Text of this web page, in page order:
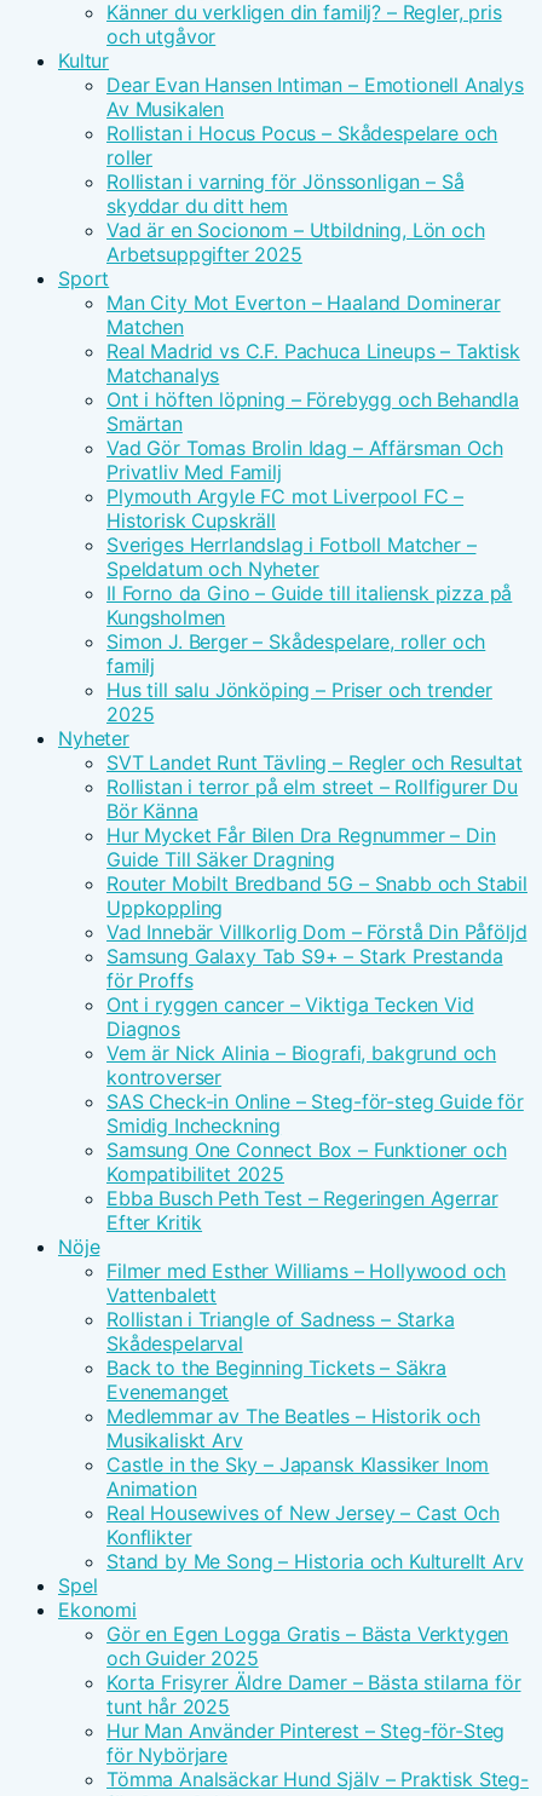
Känner du verkligen din familj? – Regler, pris
och utgåvor
Kultur
Dear Evan Hansen Intiman – Emotionell Analys
Av Musikalen
Rollistan i Hocus Pocus – Skådespelare och
roller
Rollistan i varning för Jönssonligan – Så
skyddar du ditt hem
Vad är en Socionom – Utbildning, Lön och
Arbetsuppgifter 2025
Sport
Man City Mot Everton – Haaland Dominerar
Matchen
Real Madrid vs C.F. Pachuca Lineups – Taktisk
Matchanalys
Ont i höften löpning – Förebygg och Behandla
Smärtan
Vad Gör Tomas Brolin Idag – Affärsman Och
Privatliv Med Familj
Plymouth Argyle FC mot Liverpool FC –
Historisk Cupskräll
Sveriges Herrlandslag i Fotboll Matcher –
Speldatum och Nyheter
Il Forno da Gino – Guide till italiensk pizza på
Kungsholmen
Simon J. Berger – Skådespelare, roller och
familj
Hus till salu Jönköping – Priser och trender
2025
Nyheter
SVT Landet Runt Tävling – Regler och Resultat
Rollistan i terror på elm street – Rollfigurer Du
Bör Känna
Hur Mycket Får Bilen Dra Regnummer – Din
Guide Till Säker Dragning
Router Mobilt Bredband 5G – Snabb och Stabil
Uppkoppling
Vad Innebär Villkorlig Dom – Förstå Din Påföljd
Samsung Galaxy Tab S9+ – Stark Prestanda
för Proffs
Ont i ryggen cancer – Viktiga Tecken Vid
Diagnos
Vem är Nick Alinia – Biografi, bakgrund och
kontroverser
SAS Check-in Online – Steg-för-steg Guide för
Smidig Incheckning
Samsung One Connect Box – Funktioner och
Kompatibilitet 2025
Ebba Busch Peth Test – Regeringen Agerrar
Efter Kritik
Nöje
Filmer med Esther Williams – Hollywood och
Vattenbalett
Rollistan i Triangle of Sadness – Starka
Skådespelarval
Back to the Beginning Tickets – Säkra
Evenemanget
Medlemmar av The Beatles – Historik och
Musikaliskt Arv
Castle in the Sky – Japansk Klassiker Inom
Animation
Real Housewives of New Jersey – Cast Och
Konflikter
Stand by Me Song – Historia och Kulturellt Arv
Spel
Ekonomi
Gör en Egen Logga Gratis – Bästa Verktygen
och Guider 2025
Korta Frisyrer Äldre Damer – Bästa stilarna för
tunt hår 2025
Hur Man Använder Pinterest – Steg-för-Steg
för Nybörjare
Tömma Analsäckar Hund Själv – Praktisk Steg-